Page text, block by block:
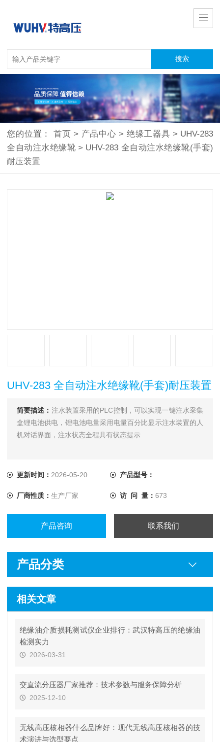
您的位置：首页 > 产品中心 > 绝缘工器具 > UHV-283
全自动注水绝缘靴 > UHV-283 全自动注水绝缘靴(手套)
耐压装置
UHV-283 全自动注水绝缘靴(手套)耐压装置
简要描述： 注水装置采用的PLC控制，可以实现一键注水采集
盒锂电池供电，锂电池电量采用电量百分比显示注水装置的人
机对话界面，注水状态全程具有状态提示
更新时间： 2026-05-20 产品型号：
厂商性质： 生产厂家 访 问 量： 673
产品咨询 联系我们
产品分类
相关文章
绝缘油介质损耗测试仪企业排行：武汉特高压的绝缘油
检测实力
2026-03-31
交直流分压器厂家推荐：技术参数与服务保障分析
2025-12-10
无线高压核相器什么品牌好：现代无线高压核相器的技
术演进与选型要点